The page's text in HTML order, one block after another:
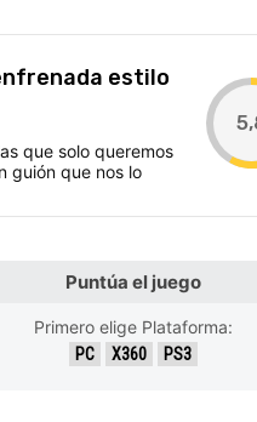
estilo
que solo queremos
guión que nos lo
Puntúa el juego
Primero elige Plataforma:
PC X360 PS3